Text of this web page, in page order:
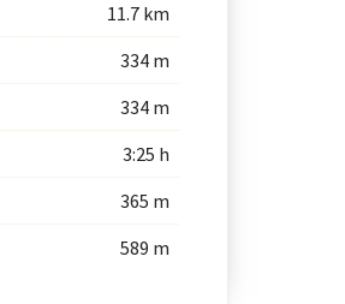
11.7 km
334 m
334 m
3:25 h
365 m
589 m